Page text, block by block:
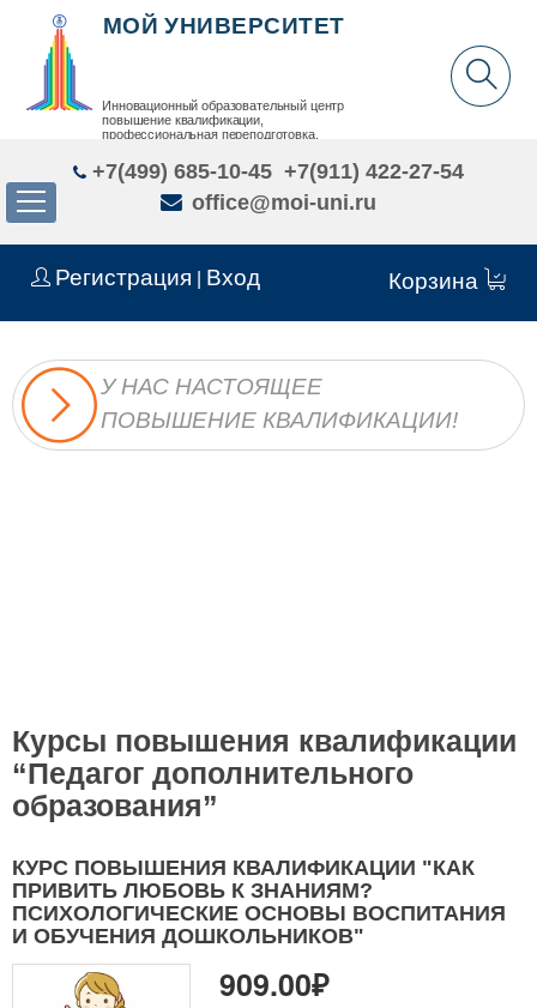
Регистрация Вход Корзина
МОЙ УНИВЕРСИТЕТ
Инновационный образовательный центр
повышение квалификации,
профессиональная переподготовка,
+7(499) 685-10-45 +7(911) 422-27-54
office@moi-uni.ru
У НАС НАСТОЯЩЕЕ
ПОВЫШЕНИЕ КВАЛИФИКАЦИИ!
Курсы повышения квалификации
“Педагог дополнительного
образования”
КУРС ПОВЫШЕНИЯ КВАЛИФИКАЦИИ "КАК
ПРИВИТЬ ЛЮБОВЬ К ЗНАНИЯМ?
ПСИХОЛОГИЧЕСКИЕ ОСНОВЫ ВОСПИТАНИЯ
И ОБУЧЕНИЯ ДОШКОЛЬНИКОВ"
909.00₽